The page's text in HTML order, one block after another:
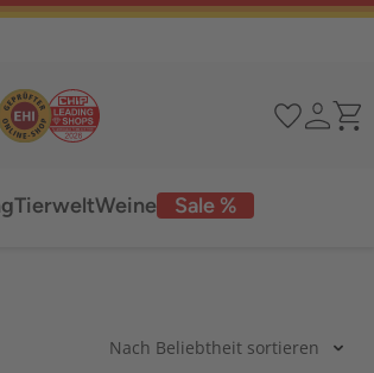
Sale %
TierweltWeine
Nach Beliebtheit sortieren